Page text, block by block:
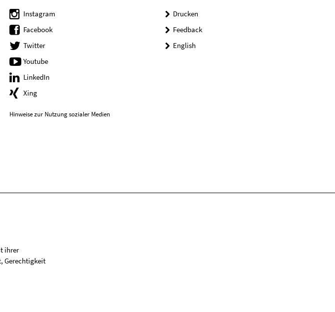
Instagram
Facebook
Twitter
Youtube
LinkedIn
Xing
Hinweise zur Nutzung sozialer Medien
Drucken
Feedback
English
ihrer
Gerechtigkeit